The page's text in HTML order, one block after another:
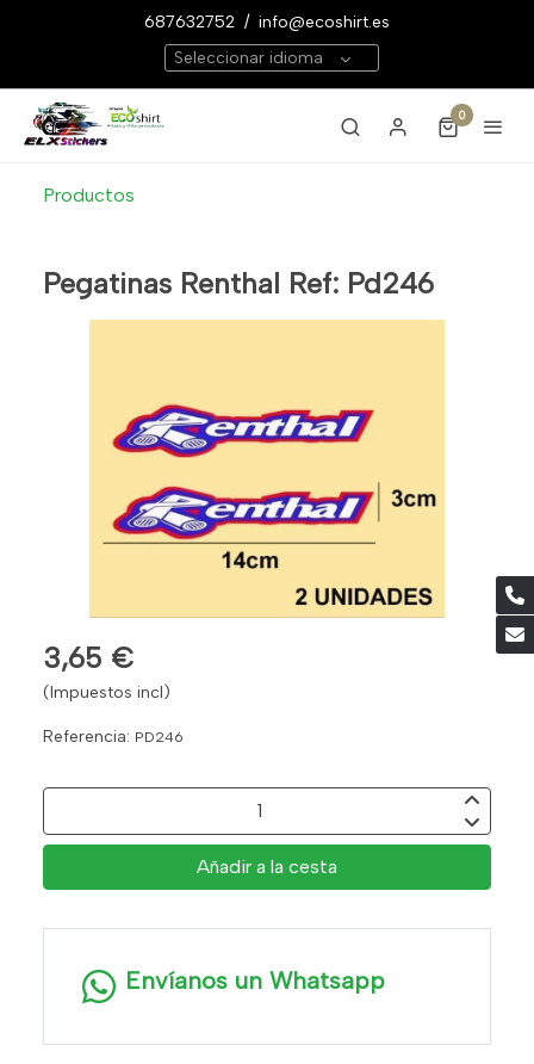
687632752 / info@ecoshirt.es
Seleccionar idioma
0
Productos
Pegatinas Renthal Ref: Pd246
3,65 €
(Impuestos incl)
Referencia: PD246
Añadir a la cesta
Envíanos un Whatsapp